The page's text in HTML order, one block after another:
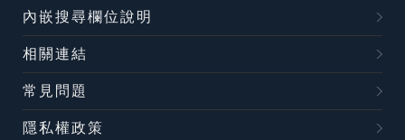
內嵌搜尋欄位說明
相關連結
常見問題
隱私權政策